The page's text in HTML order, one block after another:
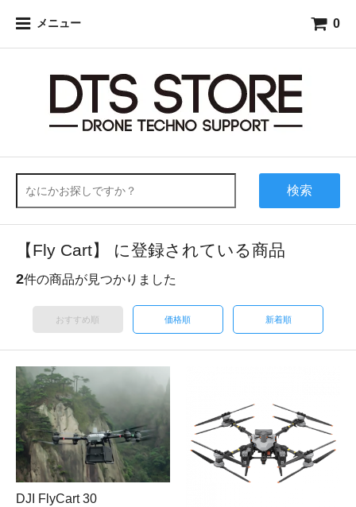
メニュー 0
検索
【Fly Cart】 に登録されている商品
2件の商品が見つかりました
おすすめ順 価格順 新着順
DJI FlyCart 30